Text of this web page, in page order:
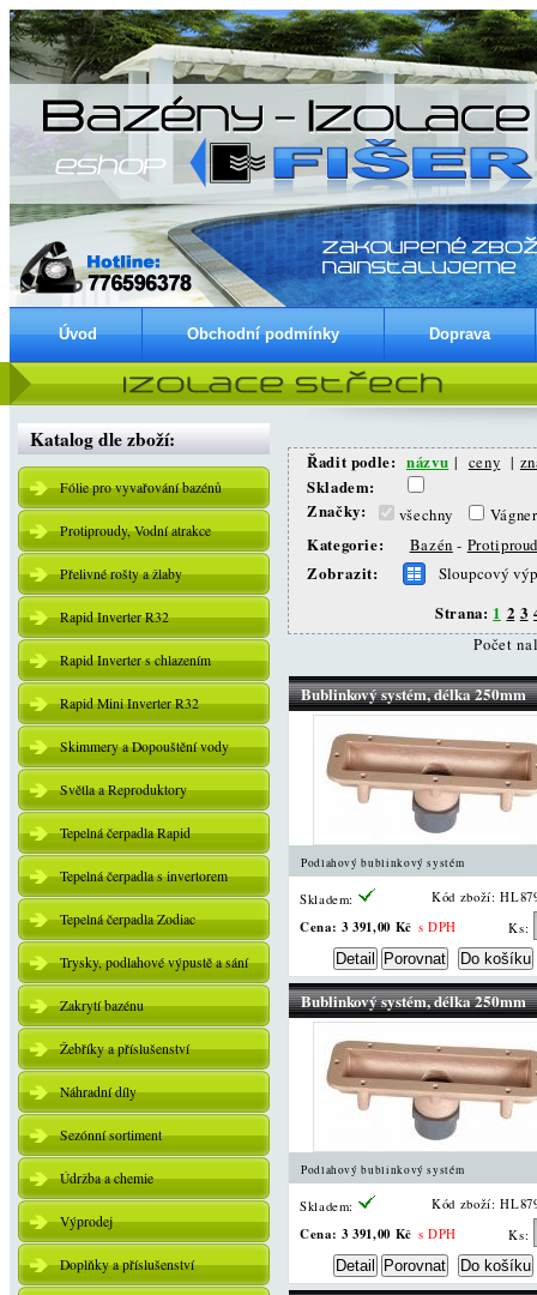
Úvod Obchodní podmínky Doprava
Katalog dle zboží:
Fólie pro vyvařování bazénů
Protiproudy, Vodní atrakce
Přelivné rošty a žlaby
Rapid Inverter R32
Rapid Inverter s chlazením
Rapid Mini Inverter R32
Skimmery a Dopouštění vody
Světla a Reproduktory
Tepelná čerpadla Rapid
Tepelná čerpadla s invertorem
Tepelná čerpadla Zodiac
Trysky, podlahové výpustě a sání
Zakrytí bazénu
Žebříky a příslušenství
Náhradní díly
Sezónní sortiment
Údržba a chemie
Výprodej
Doplňky a příslušenství
Řadit podle: názvu | ceny |
Skladem:
Značky:
všechny
Kategorie:
Bazén -
Zobrazit:
Sloupcový
Strana: 1 2 3
Počet
Bublinkový systém, délka 250mm
Podlahový bublinkový systém
Skladem: Kód zboží:
Cena: 3 391,00 Kč s DPH Ks:
Bublinkový systém, délka 250mm
Podlahový bublinkový systém
Skladem: Kód zboží:
Cena: 3 391,00 Kč s DPH Ks: